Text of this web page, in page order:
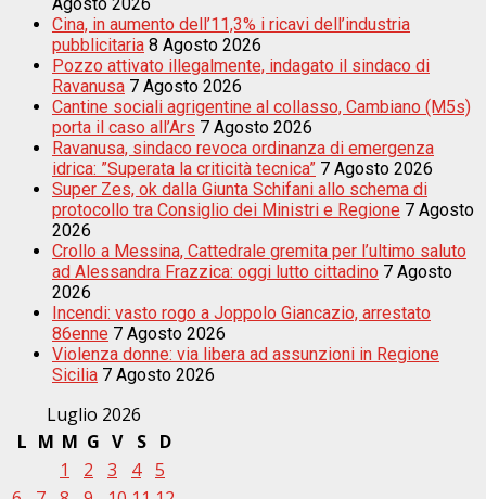
Cina, in aumento dell’11,3% i ricavi dell’industria
pubblicitaria 8 Agosto 2026
Pozzo attivato illegalmente, indagato il sindaco di
Ravanusa 7 Agosto 2026
Cantine sociali agrigentine al collasso, Cambiano (M5s)
porta il caso all’Ars 7 Agosto 2026
Ravanusa, sindaco revoca ordinanza di emergenza
idrica: ”Superata la criticità tecnica” 7 Agosto 2026
Super Zes, ok dalla Giunta Schifani allo schema di
protocollo tra Consiglio dei Ministri e Regione 7 Agosto
2026
Crollo a Messina, Cattedrale gremita per l’ultimo saluto
ad Alessandra Frazzica: oggi lutto cittadino 7 Agosto
2026
Incendi: vasto rogo a Joppolo Giancazio, arrestato
86enne 7 Agosto 2026
Violenza donne: via libera ad assunzioni in Regione
Sicilia 7 Agosto 2026
Luglio 2026
L M M G V S
D
1
2 3 4 5